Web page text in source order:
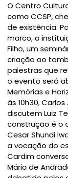
O Centro
como CCSP,
de existência.
marco, a
Filho,um
criação ao
palestras que
o evento será
Memórias e
às 10h30,
discutem Luiz
construção é o
Cesar Shundi
a vocação do
Cardim
Mário de